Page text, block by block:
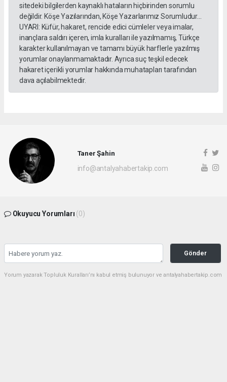
sitedeki bilgilerden kaynaklı hataların hiçbirinden sorumlu
değildir. Köşe Yazılarından, Köşe Yazarlarımız Sorumludur...
UYARI: Küfür, hakaret, rencide edici cümleler veya imalar,
inançlara saldırı içeren, imla kuralları ile yazılmamış, Türkçe
karakter kullanılmayan ve tamamı büyük harflerle yazılmış
yorumlar onaylanmamaktadır. Ayrıca suç teşkil edecek
hakaret içerikli yorumlar hakkında muhatapları tarafından
dava açılabilmektedir.
Taner Şahin
info@antalyahabertakip.com
Okuyucu Yorumları (0)
Gönder
Yorum yazarak Topluluk Kuralları’nı kabul etmiş bulunuyor ve antalyahabertakip.com